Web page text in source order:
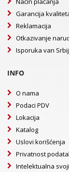
Garancija
Reklamacija
Otkazivanje
Isporuka van
INFO
O nama
Podaci PDV
Lokacija
Katalog
Uslovi korišćenja
Privatnost
Intelektualna